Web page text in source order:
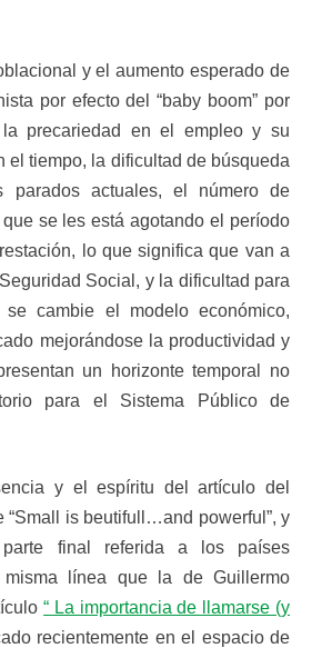
y el aumento esperado de
por efecto del “baby boom” por
precariedad en el empleo y su
el tiempo, la dificultad de búsqueda
parados actuales, el número de
se les está agotando el período
lo que significa que van a
Social, y la dificultad para
cambie el modelo económico,
mejorándose la productividad y
un horizonte temporal no
para el Sistema Público de
y el espíritu del artículo del
“Small is beutifull…and powerful”, y
final referida a los países
línea que la de Guillermo
“ La importancia de llamarse (y
recientemente en el espacio de